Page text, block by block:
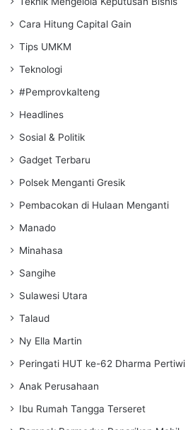
Cara Hitung Capital Gain
Tips UMKM
Teknologi
#Pemprovkalteng
Headlines
Sosial & Politik
Gadget Terbaru
Polsek Menganti Gresik
Pembacokan di Hulaan Menganti
Manado
Minahasa
Sangihe
Sulawesi Utara
Talaud
Ny Ella Martin
Peringati HUT ke-62 Dharma Pertiwi
Anak Perusahaan
Ibu Rumah Tangga Terseret